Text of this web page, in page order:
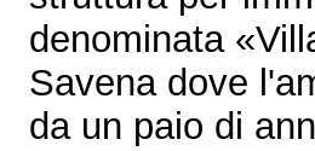
denominata
Savena dove
da un paio di